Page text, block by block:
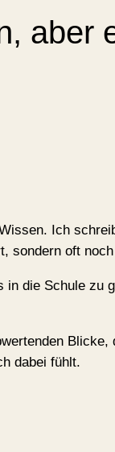
aber
Ich
sondern oft
die Schule
dabei fühlt.